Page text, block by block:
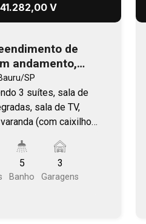
V
de
andamento,
entrega no
SP
3 suítes, sala de
sala de TV,
(com caixilho
ilha e varanda
estratégica, com
vias de
5
Banho
3
Garagens